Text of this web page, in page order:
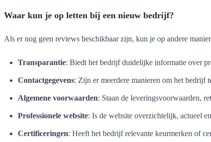
Waar kun je op letten bij een nieuw bedrijf?
Als er nog geen reviews beschikbaar zijn, kun je op andere
Transparantie: Biedt het bedrijf duidelijke informatie over
Contactgegevens: Zijn er meerdere manieren om het bedrijf
Algemene voorwaarden: Staan de leveringsvoorwaarden,
Professionele website: Is de website overzichtelijk, actueel
Certificeringen: Heeft het bedrijf relevante keurmerken of